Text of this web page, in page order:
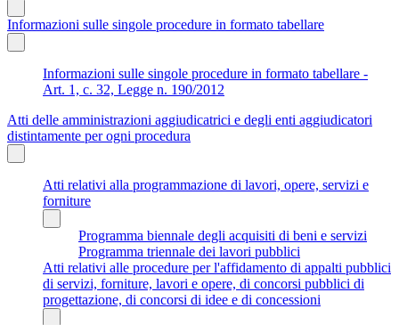
Informazioni sulle singole procedure in formato tabellare
Informazioni sulle singole procedure in formato tabellare -
Art. 1, c. 32, Legge n. 190/2012
Atti delle amministrazioni aggiudicatrici e degli enti aggiudicatori
distintamente per ogni procedura
Atti relativi alla programmazione di lavori, opere, servizi e
forniture
Programma biennale degli acquisiti di beni e servizi
Programma triennale dei lavori pubblici
Atti relativi alle procedure per l'affidamento di appalti pubblici
di servizi, forniture, lavori e opere, di concorsi pubblici di
progettazione, di concorsi di idee e di concessioni